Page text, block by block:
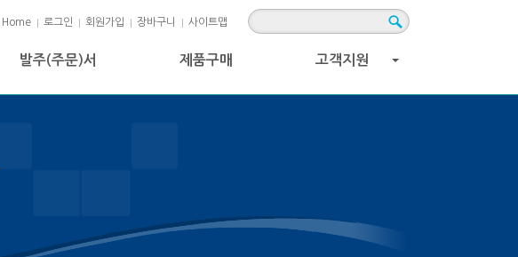
Home 로그인 회원가입 장바구니 사이트맵
발주(주문)서 제품구매 고객지원